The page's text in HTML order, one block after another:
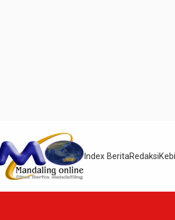
Index BeritaRedaksi